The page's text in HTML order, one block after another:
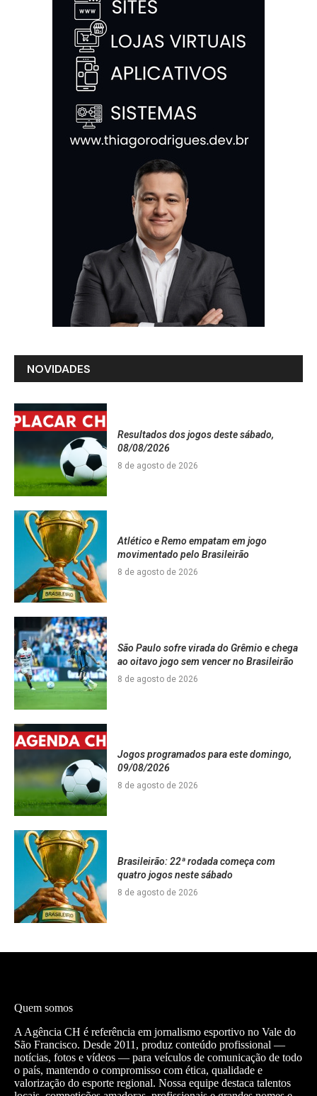
NOVIDADES
Resultados dos jogos deste sábado,
08/08/2026
8 de agosto de 2026
Atlético e Remo empatam em jogo
movimentado pelo Brasileirão
8 de agosto de 2026
São Paulo sofre virada do Grêmio e chega
ao oitavo jogo sem vencer no Brasileirão
8 de agosto de 2026
Jogos programados para este domingo,
09/08/2026
8 de agosto de 2026
Brasileirão: 22ª rodada começa com
quatro jogos neste sábado
8 de agosto de 2026
Quem somos
A Agência CH é referência em jornalismo esportivo no Vale do
São Francisco. Desde 2011, produz conteúdo profissional —
notícias, fotos e vídeos — para veículos de comunicação de todo
o país, mantendo o compromisso com ética, qualidade e
valorização do esporte regional. Nossa equipe destaca talentos